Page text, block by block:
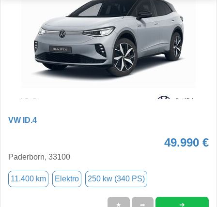
VW ID.4
49.990 €
Paderborn, 33100
11.400 km Elektro 250 kw (340 PS)
★ ➦ ➜